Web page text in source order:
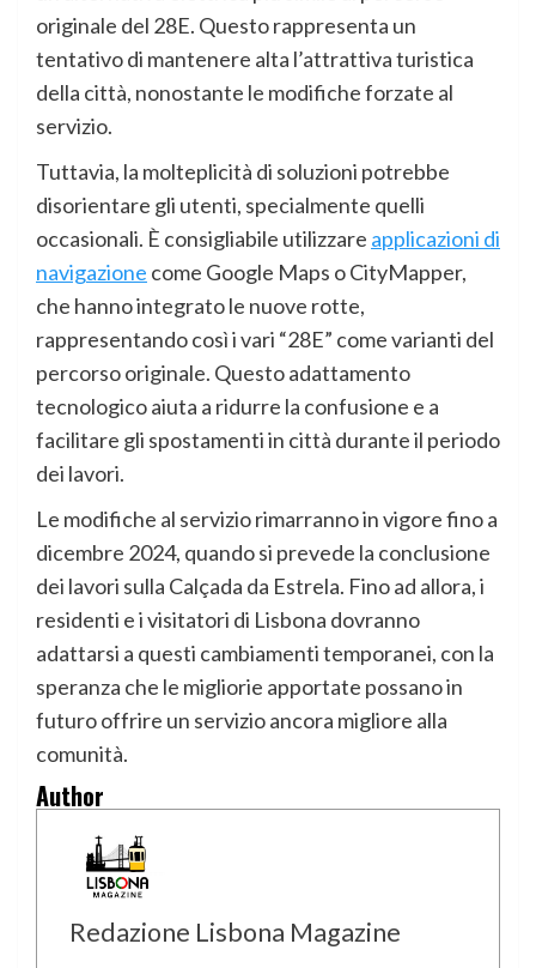
originale del 28E. Questo rappresenta un
tentativo di mantenere alta l’attrattiva turistica
della città, nonostante le modifiche forzate al
servizio.
Tuttavia, la molteplicità di soluzioni potrebbe
disorientare gli utenti, specialmente quelli
occasionali. È consigliabile utilizzare applicazioni di
navigazione come Google Maps o CityMapper,
che hanno integrato le nuove rotte,
rappresentando così i vari “28E” come varianti del
percorso originale. Questo adattamento
tecnologico aiuta a ridurre la confusione e a
facilitare gli spostamenti in città durante il periodo
dei lavori.
Le modifiche al servizio rimarranno in vigore fino a
dicembre 2024, quando si prevede la conclusione
dei lavori sulla Calçada da Estrela. Fino ad allora, i
residenti e i visitatori di Lisbona dovranno
adattarsi a questi cambiamenti temporanei, con la
speranza che le migliorie apportate possano in
futuro offrire un servizio ancora migliore alla
comunità.
Author
Redazione Lisbona Magazine